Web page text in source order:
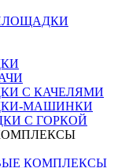
С КАЧЕЛЯМИ
МАШИНКИ
С ГОРКОЙ
КОМПЛЕКСЫ